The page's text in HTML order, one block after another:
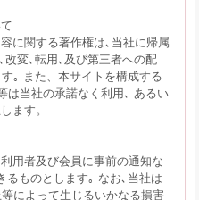
に関する著作権は､当社に帰属
変､転用､及び第三者への配
｡ また、本サイトを構成する
は当社の承諾なく利用､ あるい
ます。
用者及び会員に事前の通知な
るものとします｡ なお､当社は
によって生じるいかなる損害